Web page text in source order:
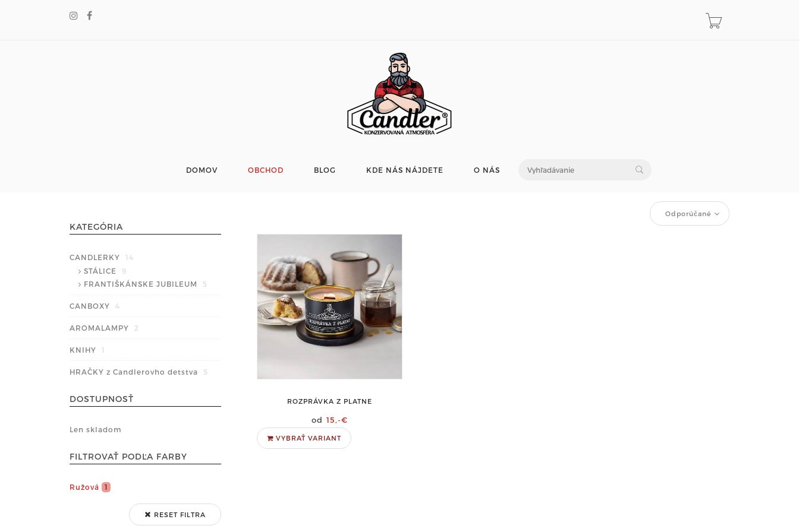
DOMOV OBCHOD BLOG KDE NÁS NÁJDETE O NÁS
KATEGÓRIA
CANDLERKY
14
STÁLICE
9
FRANTIŠKÁNSKE JUBILEUM
5
CANBOXY 4
AROMALAMPY 2
KNIHY 1
HRAČKY z Candlerovho detstva 5
DOSTUPNOSŤ
Len skladom
FILTROVAŤ PODĽA FARBY
Ružová 1
RESET FILTRA
Odporúčané
ROZPRÁVKA Z PLATNE
15,-€
VYBRAŤ VARIANT